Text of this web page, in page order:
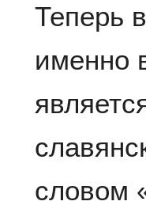
Теперь
именно
словом